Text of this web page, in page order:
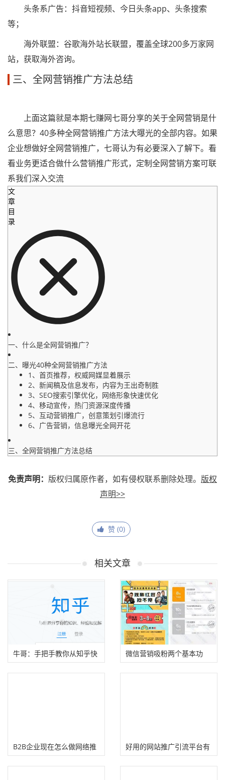
头条系广告：抖音短视频、今日头条app、头条搜索
等；
海外联盟：谷歌海外站长联盟，覆盖全球200多万家网
站，获取海外咨询。
三、全网营销推广方法总结
上面这篇就是本期七赚网七哥分享的关于全网营销是什
么意思？40多种全网营销推广方法大曝光的全部内容。如果
企业想做好全网营销推广，七哥认为有必要深入了解下。看
看业务更适合做什么营销推广形式，定制全网营销方案可联
系我们深入交流
文
章
目
录
一、什么是全网营销推广？
二、曝光40种全网营销推广方法
1、首页推荐，权威网媒显着展示
2、新闻稿及信息发布，内容为王出奇制胜
3、SEO搜索引擎优化，网络形象快速优化
4、移动宣传，热门资源深度传播
5、互动营销推广，创意策划引爆流行
6、广告营销，信息曝光全网开花
三、全网营销推广方法总结
免责声明： 版权归属原作者，如有侵权联系删除处理。 版权
声明>>
赞 (0)
相关文章
牛哥：手把手教你从知乎快
速引流
微信营销吸粉两个基本功
B2B企业现在怎么做网络推
广效果好？
好用的网站推广引流平台有
哪些？（这八类网站不错）